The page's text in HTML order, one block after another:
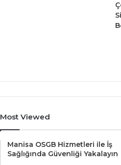
Most Viewed
Manisa OSGB Hizmetleri ile İş
Sağlığında Güvenliği Yakalayın